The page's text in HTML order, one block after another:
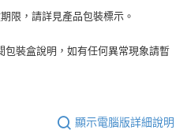
限，請詳見產品包裝標示。
包裝盒說明，如有任何異常現象請暫
顯示電腦版詳細說明